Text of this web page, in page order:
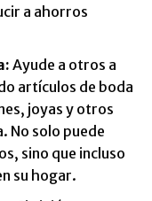
a ahorros
Ayude a otros a
artículos de boda
joyas y otros
No solo puede
sino que incluso
su hogar.